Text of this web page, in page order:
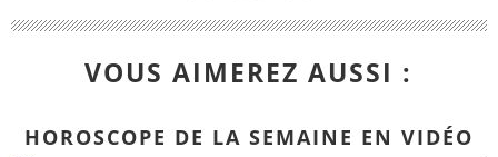
VOUS AIMEREZ AUSSI :
HOROSCOPE DE LA SEMAINE EN VIDÉO